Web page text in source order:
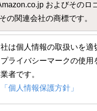
およびそのロ
の関連会社の商標です。
は個人情報の取扱いを適
ライバシーマークの使用
者です。
個人情報保護方針」